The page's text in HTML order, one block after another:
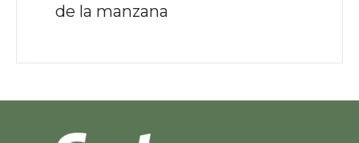
de la manzana